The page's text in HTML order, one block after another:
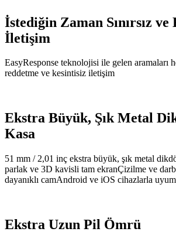
İstediğin Zaman Sınırsız
İletişim
EasyResponse teknolojisi ile gelen aramaları
reddetme ve kesintisiz iletişim
Ekstra Büyük, Şık Metal
Kasa
51 mm / 2,01 inç ekstra büyük, şık metal
parlak ve 3D kavisli tam ekranÇizilme ve
dayanıklı camAndroid ve iOS cihazlarla
Ekstra Uzun Pil Ömrü